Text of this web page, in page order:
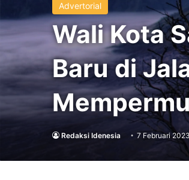
Advertorial
Wali Kota
Baru di
Redaksi Idenesia 7 Februari 2023